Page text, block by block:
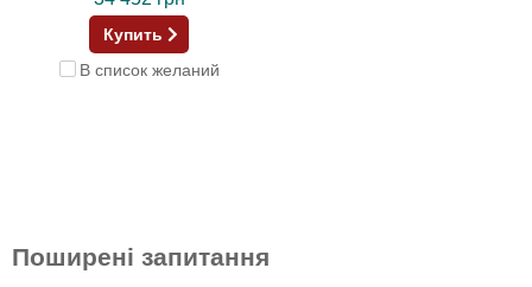
Купить
В список желаний
Поширені запитання